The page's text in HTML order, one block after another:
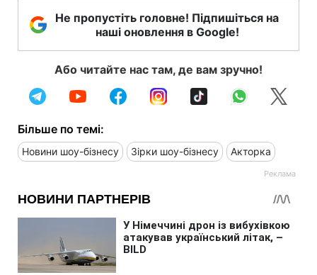
Не пропустіть головне! Підпишіться на
наші оновлення в Google!
Або читайте нас там, де вам зручно!
Більше по темі:
Новини шоу-бізнесу Зірки шоу-бізнесу Акторка